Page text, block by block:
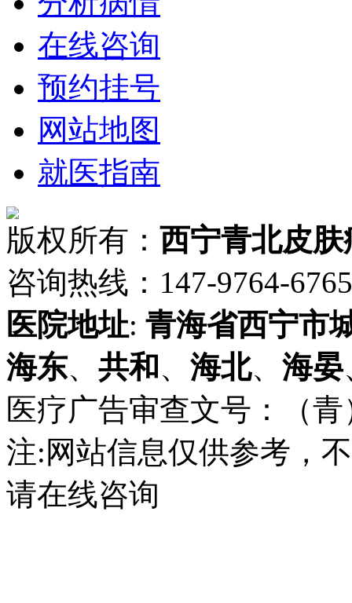
在线咨询
预约挂号
网站地图
就医指南
版权所有： 西宁青北皮肤
咨询热线：147-9764-
医院地址: 青海省西宁市
海东、 共和 、 海北、 海晏
医疗广告审查文号：（
注:网站信息仅供参考，
请在线咨询